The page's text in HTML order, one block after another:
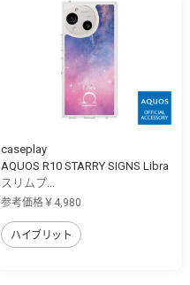
caseplay
AQUOS R10 STARRY SIGNS Libra
スリムプ...
参考価格￥4,980
ハイブリット